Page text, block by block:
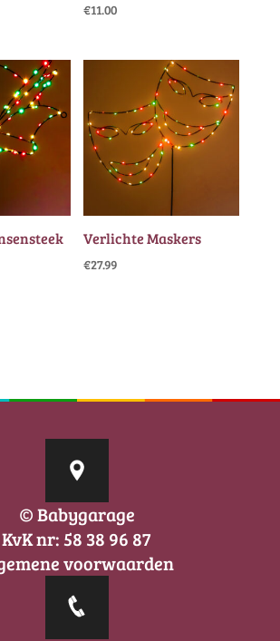
€11.00
Verlichte Maskers
€27.99
© Babygarage
KvK nr: 58 38 96 87
voorwaarden